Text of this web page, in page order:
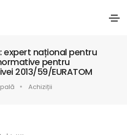
expert național pentru
pentru
2013/59/EURATOM
Achiziții